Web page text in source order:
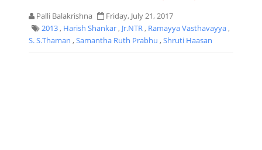
Palli Balakrishna
Friday, July 21, 2017
2013, Harish Shankar, Jr.NTR, Ramayya Vasthavayya,
S. S.Thaman ,Samantha Ruth Prabhu ,Shruti Haasan